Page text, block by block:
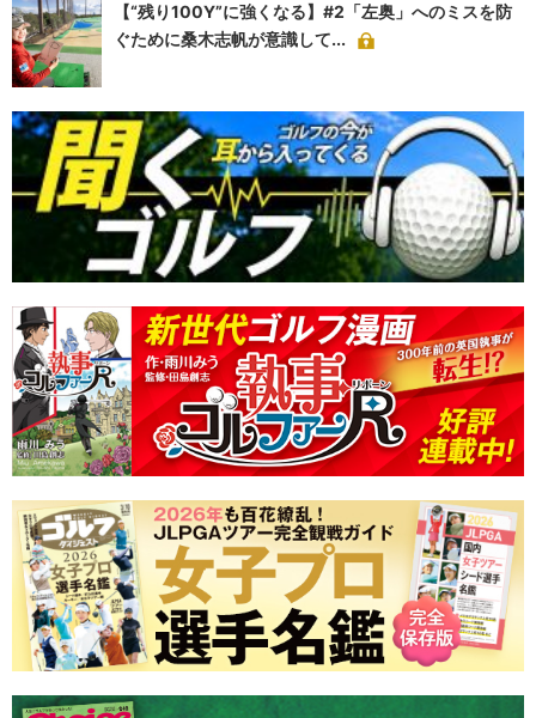
【“残り100Y”に強くなる】#2「左奥」へのミスを防
ぐために桑木志帆が意識して...